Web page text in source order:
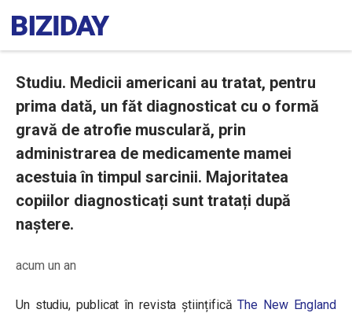
Studiu. Medicii americani au tratat, pentru
prima dată, un făt diagnosticat cu o formă
gravă de atrofie musculară, prin
administrarea de medicamente mamei
acestuia în timpul sarcinii. Majoritatea
copiilor diagnosticați sunt tratați după
naștere.
acum un an
Un studiu, publicat în revista științificăThe New England